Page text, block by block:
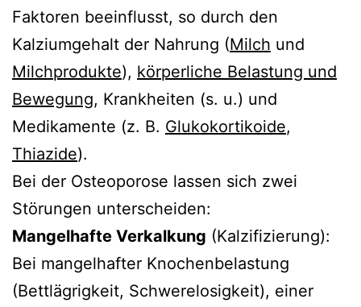
Faktoren beeinflusst, so durch den
Kalziumgehalt der Nahrung (Milch und
Milchprodukte), körperliche Belastung und
Bewegung, Krankheiten (s. u.) und
Medikamente (z. B. Glukokortikoide,
Thiazide).
Bei der Osteoporose lassen sich zwei
Störungen unterscheiden:
Mangelhafte Verkalkung (Kalzifizierung):
Bei mangelhafter Knochenbelastung
(Bettlägrigkeit, Schwerelosigkeit), einer